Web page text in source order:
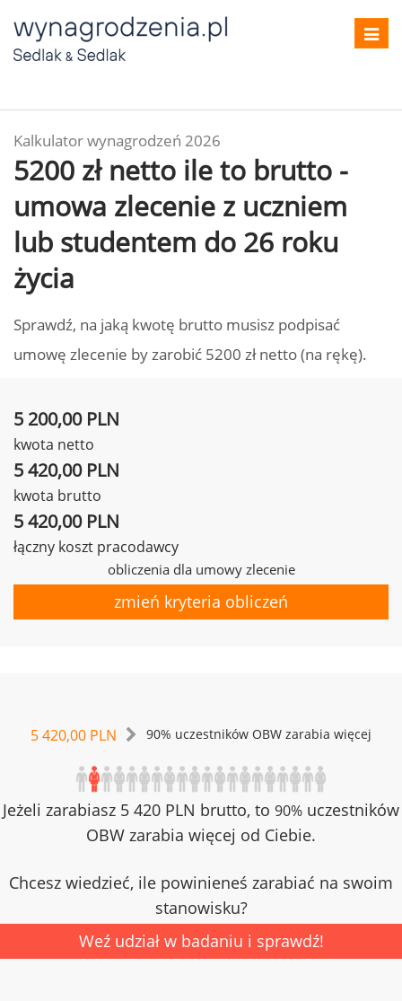
Kalkulator wynagrodzeń 2026
5200 zł netto ile to brutto -
umowa zlecenie z uczniem
lub studentem do 26 roku
życia
Sprawdź, na jaką kwotę brutto musisz podpisać
umowę zlecenie by zarobić 5200 zł netto (na rękę).
5 200,00 PLN
kwota netto
5 420,00 PLN
kwota brutto
5 420,00 PLN
łączny koszt pracodawcy
obliczenia dla umowy zlecenie
zmień kryteria obliczeń
5 420,00 PLN 90% uczestników OBW zarabia więcej
Jeżeli zarabiasz 5 420 PLN brutto, to 90% uczestników
OBW zarabia więcej od Ciebie.
Chcesz wiedzieć, ile powinieneś zarabiać na swoim
stanowisku?
Weź udział w badaniu i sprawdź!